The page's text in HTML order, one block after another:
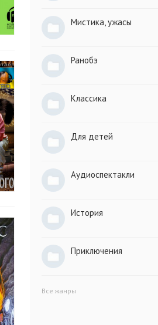
Мистика, ужасы
Ранобэ
Классика
Для детей
Аудиоспектакли
История
Приключения
Все жанры